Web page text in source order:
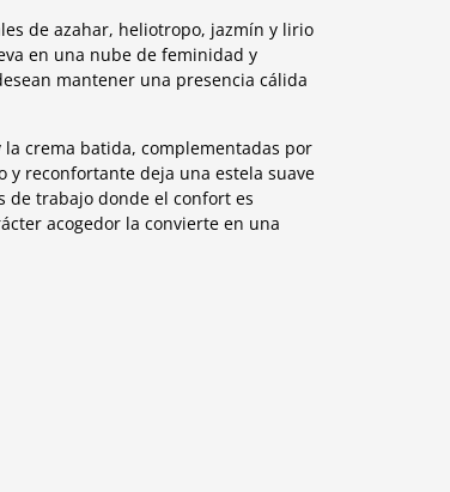
de azahar, heliotropo, jazmín y lirio
en una nube de feminidad y
mantener una presencia cálida
crema batida, complementadas por
y reconfortante deja una estela suave
de trabajo donde el confort es
acogedor la convierte en una